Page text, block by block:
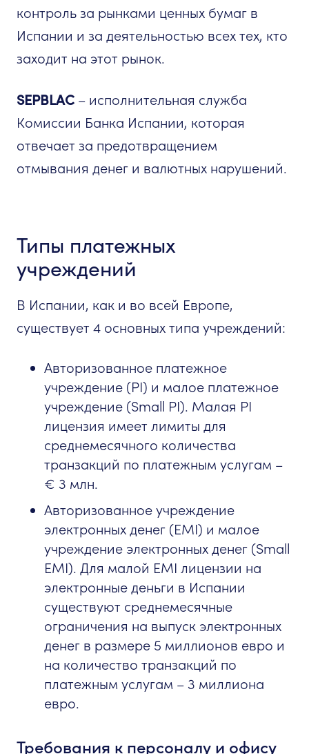
контроль за рынками ценных бумаг в
Испании и за деятельностью всех тех, кто
заходит на этот рынок.
SEPBLAC – исполнительная служба
Комиссии Банка Испании, которая
отвечает за предотвращением
отмывания денег и валютных нарушений.
Типы платежных
учреждений
В Испании, как и во всей Европе,
существует 4 основных типа учреждений:
Авторизованное платежное
учреждение (PI) и малое платежное
учреждение (Small PI). Малая PI
лицензия имеет лимиты для
среднемесячного количества
транзакций по платежным услугам –
€ 3 млн.
Авторизованное учреждение
электронных денег (EMI) и малое
учреждение электронных денег (Small
EMI). Для малой EMI лицензии на
электронные деньги в Испании
существуют среднемесячные
ограничения на выпуск электронных
денег в размере 5 миллионов евро и
на количество транзакций по
платежным услугам – 3 миллиона
евро.
Требования к персоналу и офису